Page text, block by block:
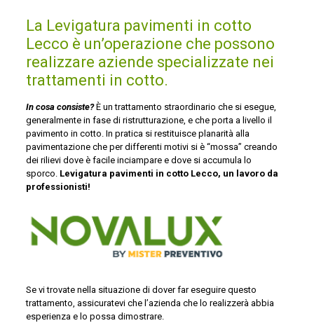
La Levigatura pavimenti in cotto
Lecco è un’operazione che possono
realizzare aziende specializzate nei
trattamenti in cotto.
In cosa consiste?È un trattamento straordinario che si esegue,
generalmente in fase di ristrutturazione, e che porta a livello il
pavimento in cotto. In pratica si restituisce planarità alla
pavimentazione che per differenti motivi si è “mossa” creando
dei rilievi dove è facile inciampare e dove si accumula lo
sporco. Levigatura pavimenti in cotto Lecco, un lavoro da
professionisti!
Se vi trovate nella situazione di dover far eseguire questo
trattamento, assicuratevi che l’azienda che lo realizzerà abbia
esperienza e lo possa dimostrare.